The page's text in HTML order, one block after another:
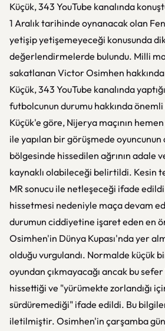
Küçük, 343 YouTube kanalında
1 Aralık tarihinde oynanacak olan
yetişip yetişemeyeceği konusunda
değerlendirmelerde bulundu. Milli
sakatlanan Victor Osimhen
Küçük, 343 YouTube kanalında
futbolcunun durumu hakkında
Küçük'e göre, Nijerya maçının
ile yapılan bir görüşmede
bölgesinde hissedilen ağrının adale
kaynaklı olabileceği belirtildi. Kesin
MR sonucu ile netleşeceği ifade
hissetmesi nedeniyle maça devam
durumun ciddiyetine işaret eden en
Osimhen'in Dünya Kupası'nda yer
olduğu vurgulandı. Normalde küçük
oyundan çıkmayacağı ancak bu
hissettiği ve "yürümekte zorlandığı
sürdüremediği" ifade edildi. Bu
iletilmiştir. Osimhen'in çarşamba